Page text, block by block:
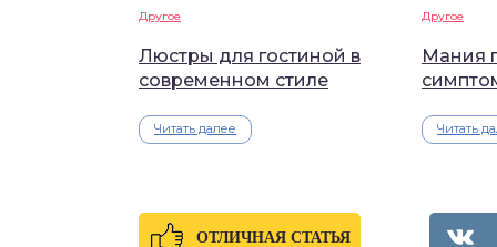
Другое
Люстры для гостиной в
современном стиле
Читать далее
Другое
Мания
Читать
ОТЛИЧНАЯ СТАТЬЯ